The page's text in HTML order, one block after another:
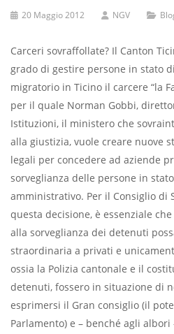
20 Maggio 2012 NGV
Carceri sovraffollate? Il Canton
grado di gestire persone in stato
migratorio in Ticino il carcere “la
per il quale Norman Gobbi,
Istituzioni, il ministero che
alla giustizia, vuole creare nuove
legali per concedere ad aziende
sorveglianza delle persone in
amministrativo. Per il Consiglio di
questa decisione, è essenziale
alla sorveglianza dei detenuti
straordinaria a privati e
ossia la Polizia cantonale e il
detenuti, fossero in situazione di
esprimersi il Gran consiglio (il
Parlamento) e – benché agli